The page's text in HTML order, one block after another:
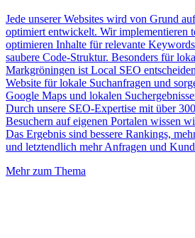
Jede unserer Websites wird von Grund
optimiert entwickelt. Wir implementieren
optimieren Inhalte für relevante
saubere Code-Struktur. Besonders für
Markgröningen ist Local SEO
Website für lokale Suchanfragen und
Google Maps und lokalen
Durch unsere SEO-Expertise mit über
Besuchern auf eigenen Portalen wissen
Das Ergebnis sind bessere Rankings,
und letztendlich mehr Anfragen und
Mehr zum Thema